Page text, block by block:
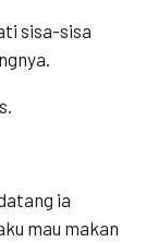
sisa-sisa
ia
mau makan